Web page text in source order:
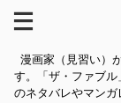
漫画家（見習い）
す。「ザ・ファブ
のネタバレやマン